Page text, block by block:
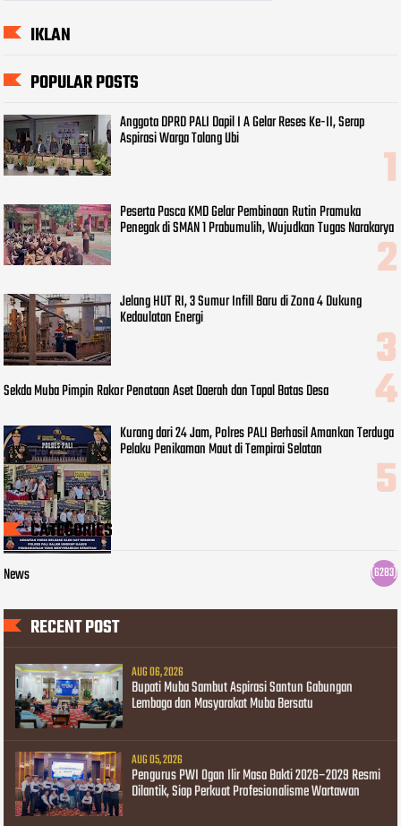
IKLAN
POPULAR POSTS
Anggota DPRD PALI Dapil I A Gelar Reses Ke-II, Serap
Aspirasi Warga Talang Ubi
Peserta Pasca KMD Gelar Pembinaan Rutin Pramuka
Penegak di SMAN 1 Prabumulih, Wujudkan Tugas Narakarya
Jelang HUT RI, 3 Sumur Infill Baru di Zona 4 Dukung
Kedaulatan Energi
Sekda Muba Pimpin Rakor Penataan Aset Daerah dan Tapal Batas Desa
Kurang dari 24 Jam, Polres PALI Berhasil Amankan Terduga
Pelaku Penikaman Maut di Tempirai Selatan
CATEGORIES
News (6283)
RECENT POST
AUG 06, 2026
Bupati Muba Sambut Aspirasi Santun Gabungan
Lembaga dan Masyarakat Muba Bersatu
AUG 05, 2026
Pengurus PWI Ogan Ilir Masa Bakti 2026–2029 Resmi
Dilantik, Siap Perkuat Profesionalisme Wartawan